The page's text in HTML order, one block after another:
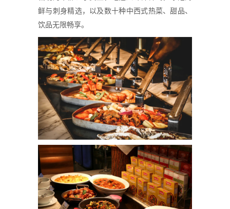
鲜与刺身精选，以及数十种中西式热菜、甜品、
饮品无限畅享。